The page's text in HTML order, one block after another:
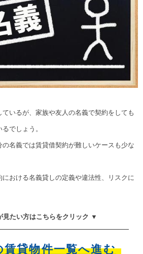
ているが、家族や友人の名義で契約をしても
でしょう。
名義では賃貸借契約が難しいケースも少な
おける名義貸しの定義や違法性、リスクに
見たい方はこちらをクリック ▼
賃貸物件一覧へ進む